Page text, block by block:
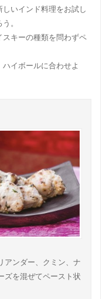
いインド料理をお試し
。
キーの種類を問わずペ
イボールに合わせよ
アンダー、クミン、ナ
ズを混ぜてペースト状